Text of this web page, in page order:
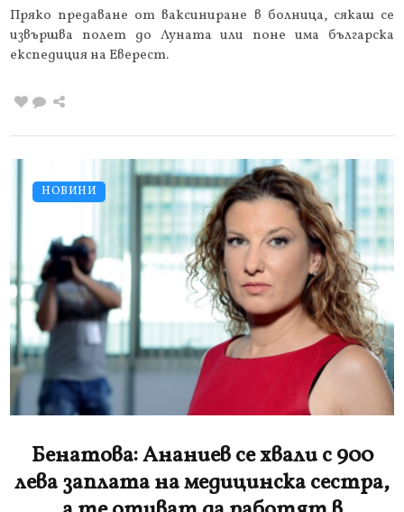
Пряко предаване от ваксиниране в болница, сякаш се
извършва полет до Луната или поне има българска
експедиция на Еверест.
НОВИНИ
Бенатова: Ананиев се хвали с 900
лева заплата на медицинска сестра,